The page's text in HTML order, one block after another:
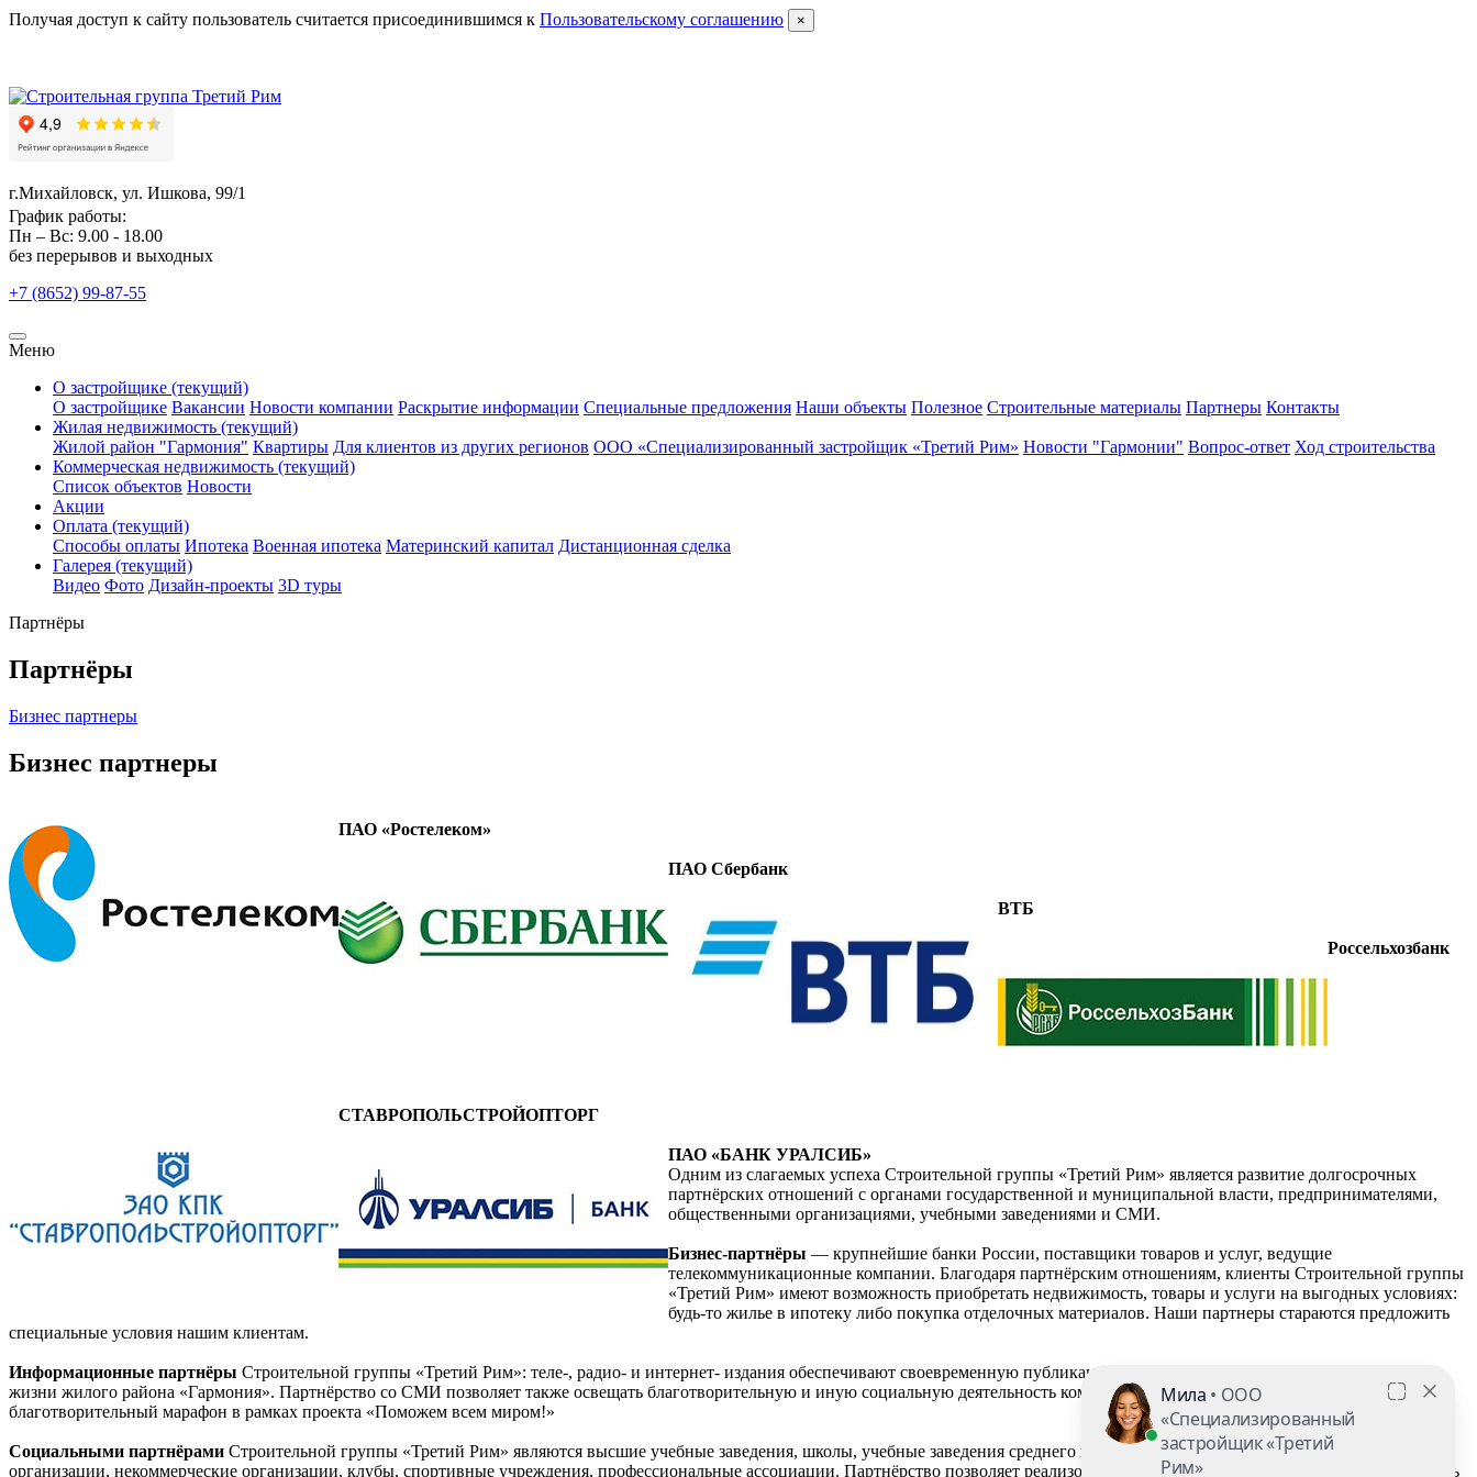
Получая доступ к сайту пользователь считается присоединившимся к Пользовательскому соглашению ×
г.Михайловск, ул. Ишкова, 99/1
График работы:
Пн – Вс: 9.00 - 18.00
без перерывов и выходных
+7 (8652) 99-87-55
Меню
О застройщике (текущий)
О застройщике Вакансии Новости компании Раскрытие информации Специальные предложения Наши объекты Полезное Строительные материалы Партнеры Контакты
Жилая недвижимость (текущий)
Жилой район "Гармония" Квартиры Для клиентов из других регионов ООО «Специализированный застройщик «Третий Рим» Новости "Гармонии" Вопрос-ответ Ход строительства
Коммерческая недвижимость (текущий)
Список объектов Новости
Акции
Оплата (текущий)
Способы оплаты Ипотека Военная ипотека Материнский капитал Дистанционная сделка
Галерея (текущий)
Видео Фото Дизайн-проекты 3D туры
Партнёры
Партнёры
Бизнес партнеры
Бизнес партнеры
ПАО «Ростелеком»
ПАО Сбербанк
ВТБ
Россельхозбанк
СТАВРОПОЛЬСТРОЙОПТОРГ
ПАО «БАНК УРАЛСИБ»
Одним из слагаемых успеха Строительной группы «Третий Рим» является развитие долгосрочных
партнёрских отношений с органами государственной и муниципальной власти, предпринимателями,
общественными организациями, учебными заведениями и СМИ.
Бизнес-партнёры — крупнейшие банки России, поставщики товаров и услуг, ведущие
телекоммуникационные компании. Благодаря партнёрским отношениям, клиенты Строительной группы
«Третий Рим» имеют возможность приобретать недвижимость, товары и услуги на выгодных условиях:
будь-то жилье в ипотеку либо покупка отделочных материалов. Наши партнеры стараются предложить
специальные условия нашим клиентам.
Информационные партнёры Строительной группы «Третий Рим»: теле-, радио- и интернет- издания обеспечивают своевременную публикацию информации о деятельности компаниии и
жизни жилого района «Гармония». Партнёрство со СМИ позволяет также освещать благотворительную и иную социальную деятельность компании. Примером может быть проведенный
благотворительный марафон в рамках проекта «Поможем всем миром!»
Социальными партнёрами Строительной группы «Третий Рим» являются высшие учебные заведения, школы, учебные заведения среднего профессионального образования, общественные
организации, некоммерческие организации, клубы, спортивные учреждения, профессиональные ассоциации. Партнёрство позволяет реализовывать социально-значимые проекты, привлекать